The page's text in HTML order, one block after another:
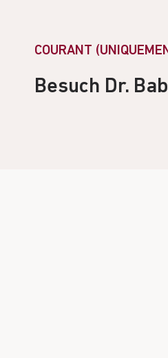
COURANT
Besuch Dr.